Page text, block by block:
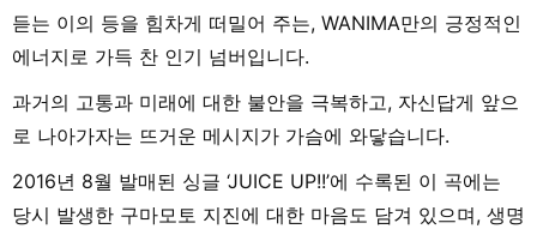
듣는 이의 등을 힘차게 떠밀어 주는, WANIMA만의 긍정적인
에너지로 가득 찬 인기 넘버입니다.
과거의 고통과 미래에 대한 불안을 극복하고, 자신답게 앞으
로 나아가자는 뜨거운 메시지가 가슴에 와닿습니다.
2016년 8월 발매된 싱글 ‘JUICE UP!!’에 수록된 이 곡에는
당시 발생한 구마모토 지진에 대한 마음도 담겨 있으며, 생명